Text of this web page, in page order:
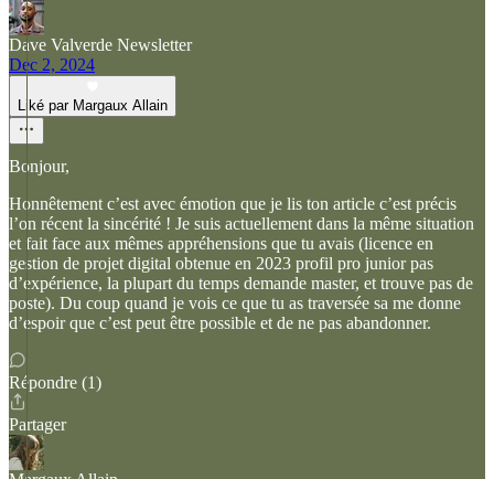
Dave Valverde Newsletter
Dec 2, 2024
Liké par Margaux Allain
Bonjour,
Honnêtement c’est avec émotion que je lis ton article c’est précis
l’on récent la sincérité ! Je suis actuellement dans la même situation
et fait face aux mêmes appréhensions que tu avais (licence en
gestion de projet digital obtenue en 2023 profil pro junior pas
d’expérience, la plupart du temps demande master, et trouve pas de
poste). Du coup quand je vois ce que tu as traversée sa me donne
d’espoir que c’est peut être possible et de ne pas abandonner.
Répondre (1)
Partager